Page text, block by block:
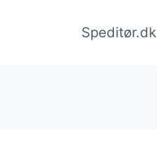
Speditør.dk